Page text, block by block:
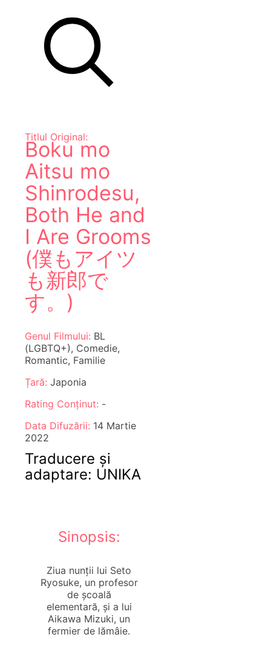
Titlul Original:
Boku mo
Aitsu mo
Shinrodesu,
Both He and
I Are Grooms
(僕もアイツ
も新郎で
す。)
Genul Filmului: BL
(LGBTQ+), Comedie,
Romantic, Familie
Țară: Japonia
Rating Conținut: -
Data Difuzării: 14 Martie
2022
Traducere și
adaptare: UNIKA
Sinopsis:
Ziua nunții lui Seto
Ryosuke, un profesor
de școală
elementară, și a lui
Aikawa Mizuki, un
fermier de lămâie.